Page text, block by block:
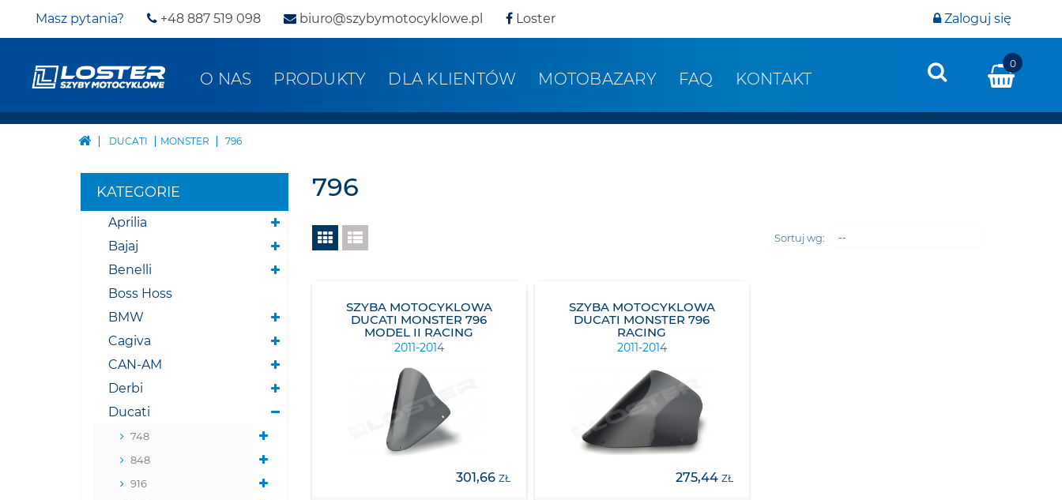
Masz pytania? +48 887 519 098 biuro@szybymotocyklowe.pl Loster Zaloguj się
0
O NAS PRODUKTY DLA KLIENTÓW MOTOBAZARY FAQ KONTAKT
DUCATI MONSTER 796
KATEGORIE
Aprilia
Bajaj
Benelli
Boss Hoss
BMW
Cagiva
CAN-AM
Derbi
Ducati
748
848
916
796
Sortuj wg: --
SZYBA MOTOCYKLOWA
DUCATI MONSTER 796
MODEL II RACING
2011-2014
301,66 ZŁ
SZYBA MOTOCYKLOWA
DUCATI MONSTER 796
RACING
2011-2014
275,44 ZŁ